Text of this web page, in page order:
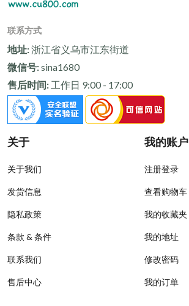
联系方式
地址:浙江省义乌市江东街道
微信号:sina1680
售后时间: 工作日 9:00 - 17:00
关于
关于我们
发货信息
隐私政策
条款 & 条件
联系我们
售后中心
我的账户
注册登录
查看购物车
我的收藏夹
我的地址
修改密码
我的订单